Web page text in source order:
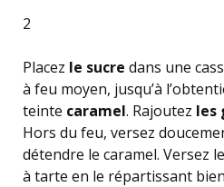
2
Placez le sucre dans une
à feu moyen, jusqu’à
teinte caramel. Rajoutez les
Hors du feu, versez
détendre le caramel. Versez
à tarte en le répartissant